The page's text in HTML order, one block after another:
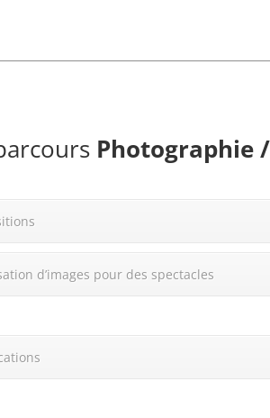
Photographie
d’images pour des spectacles